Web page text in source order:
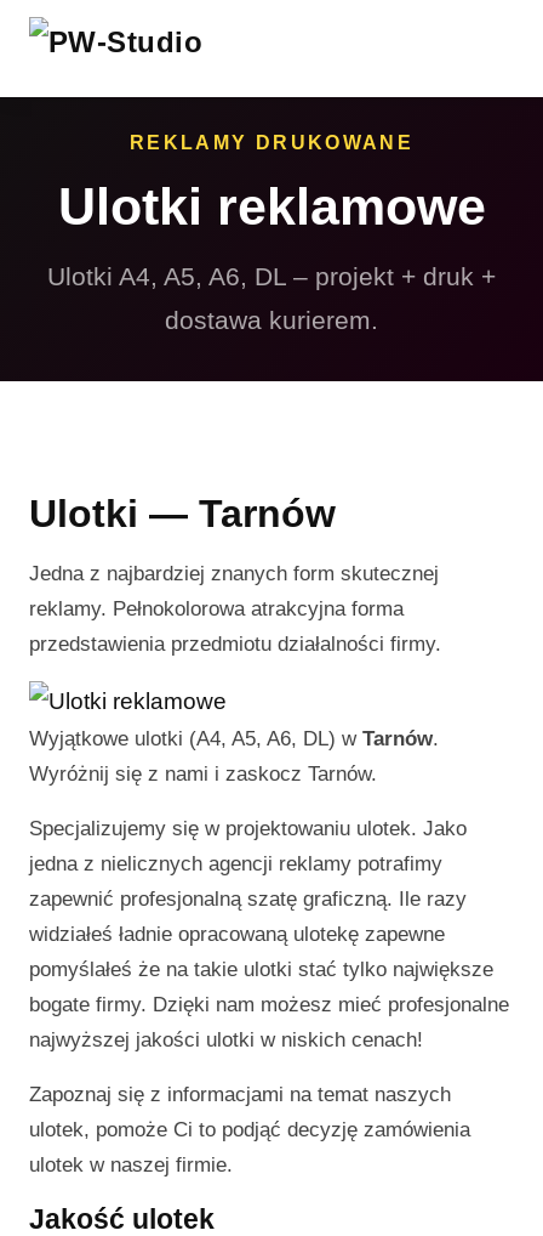
REKLAMY DRUKOWANE
Ulotki reklamowe
Ulotki A4, A5, A6, DL – projekt + druk +
dostawa kurierem.
Ulotki — Tarnów
Jedna z najbardziej znanych form skutecznej
reklamy. Pełnokolorowa atrakcyjna forma
przedstawienia przedmiotu działalności firmy.
Wyjątkowe ulotki (A4, A5, A6, DL) w Tarnów.
Wyróżnij się z nami i zaskocz Tarnów.
Specjalizujemy się w projektowaniu ulotek. Jako
jedna z nielicznych agencji reklamy potrafimy
zapewnić profesjonalną szatę graficzną. Ile razy
widziałeś ładnie opracowaną ulotekę zapewne
pomyślałeś że na takie ulotki stać tylko największe
bogate firmy. Dzięki nam możesz mieć profesjonalne
najwyższej jakości ulotki w niskich cenach!
Zapoznaj się z informacjami na temat naszych
ulotek, pomoże Ci to podjąć decyzję zamówienia
ulotek w naszej firmie.
Jakość ulotek